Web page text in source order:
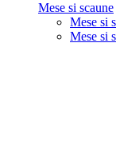
Mese si scaune
Mese si
Mese si